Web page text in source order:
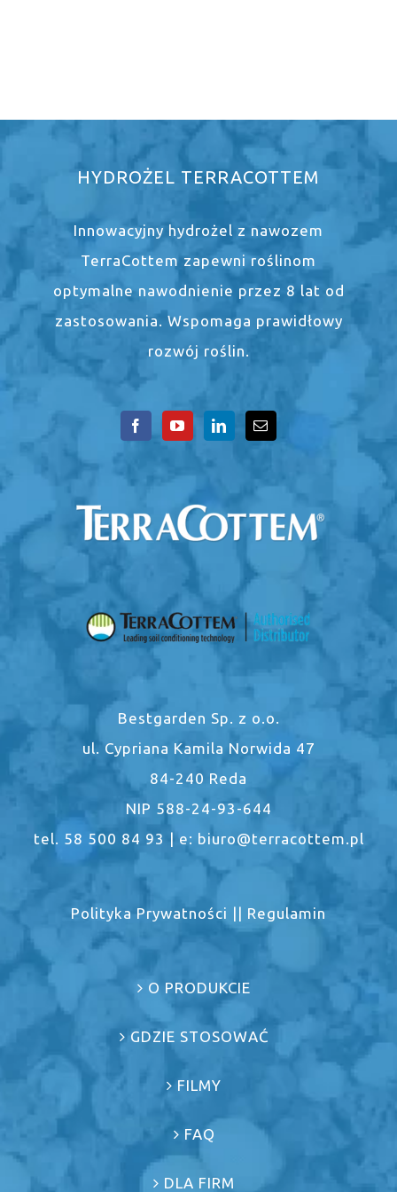
HYDROŻEL TERRACOTTEM
Innowacyjny hydrożel z nawozem
TerraCottem zapewni roślinom
optymalne nawodnienie przez 8 lat od
zastosowania. Wspomaga prawidłowy
rozwój roślin.
Bestgarden Sp. z o.o.
ul. Cypriana Kamila Norwida 47
84-240 Reda
NIP 588-24-93-644
tel. 58 500 84 93 | e: biuro@terracottem.pl
Polityka Prywatności || Regulamin
O PRODUKCIE
GDZIE STOSOWAĆ
FILMY
FAQ
DLA FIRM